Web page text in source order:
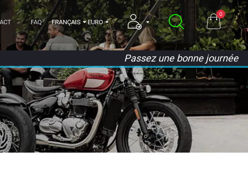
FAQ FRANÇAIS EURO
0
Passez une bonne journée